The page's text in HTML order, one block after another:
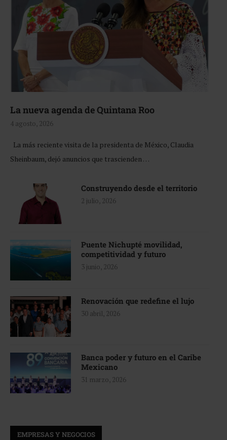
La nueva agenda de Quintana Roo
4 agosto, 2026
La más reciente visita de la presidenta de México, Claudia
Sheinbaum, dejó anuncios que trascienden …
Construyendo desde el territorio
2 julio, 2026
Puente Nichupté movilidad,
competitividad y futuro
3 junio, 2026
Renovación que redefine el lujo
30 abril, 2026
Banca poder y futuro en el Caribe
Mexicano
31 marzo, 2026
EMPRESAS Y NEGOCIOS